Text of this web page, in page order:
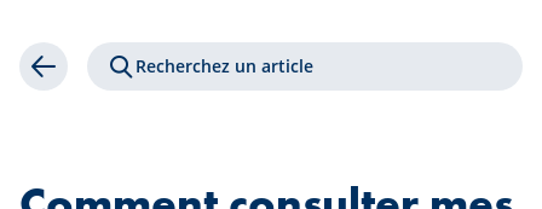
Retour Recherchez un article